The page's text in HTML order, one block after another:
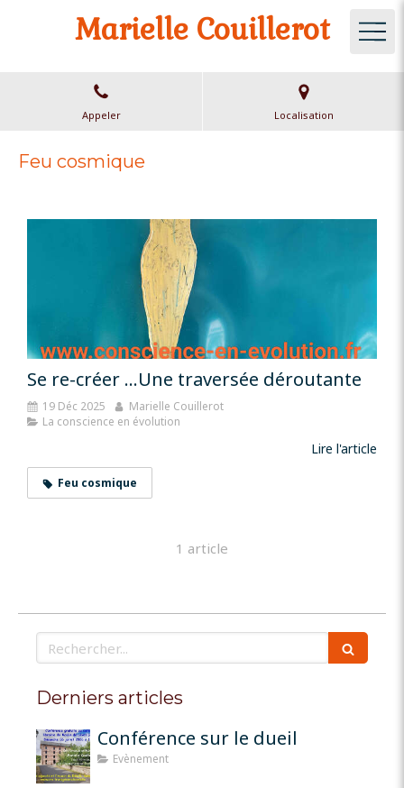
Marielle Couillerot
Appeler Localisation
Feu cosmique
Se re-créer …Une traversée déroutante
19 Déc 2025
Marielle Couillerot
La conscience en évolution
Lire l'article
Feu cosmique
1 article
Rechercher
Derniers articles
Conférence sur le dueil
Evènement